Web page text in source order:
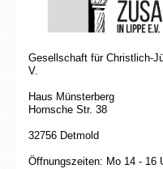
Gesellschaft für Christlich-
V.
Haus Münsterberg
Hornsche Str. 38
32756 Detmold
Öffnungszeiten: Mo 14 - 16